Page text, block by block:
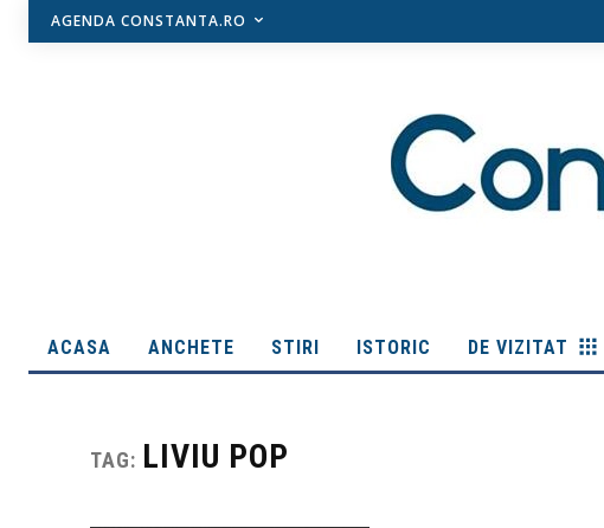
AGENDA CONSTANTA.RO
ACASA ANCHETE STIRI ISTORIC DE VIZITAT
TAG: LIVIU POP